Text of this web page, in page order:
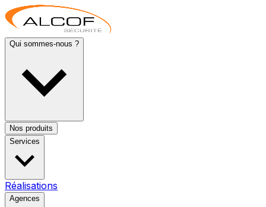
Qui sommes-nous ?
Nos produits
Services
Réalisations
Agences